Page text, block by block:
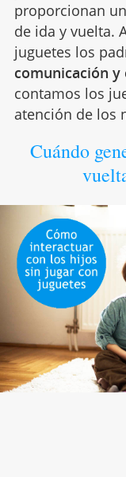
proporcionan
de ida y vuelta.
juguetes los
comunicación y
contamos los
atención de los
Cuándo